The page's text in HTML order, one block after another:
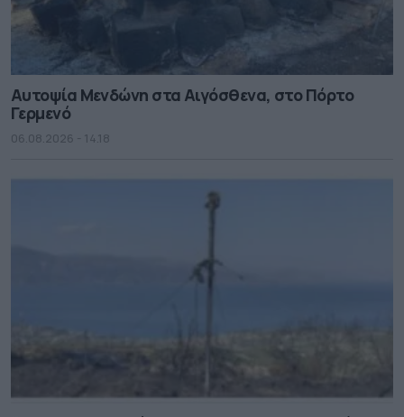
Αυτοψία Μενδώνη στα Αιγόσθενα, στο Πόρτο
Γερμενό
06.08.2026 - 14.18